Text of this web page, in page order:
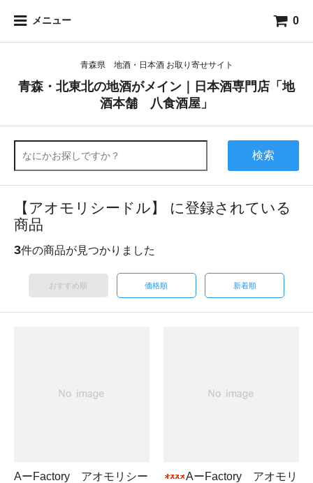
メニュー 0
青森県 地酒・日本酒 お取り寄せサイト
青森・北東北の地酒がメイン｜日本酒専門店「地
酒本舗 八食酒屋」
検索
【アオモリシードル】 に登録されている
商品
3件の商品が見つかりました
おすすめ順 価格順 新着順
AーFactory アオモリシー
AーFactory アオモリ